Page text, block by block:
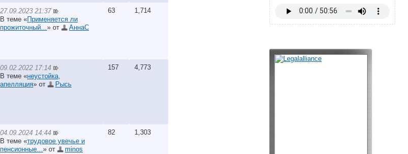
27.09.2023 21:37
В теме «Применяется ли
прожиточный... » от АннаС
63 1,714
09.02.2022 17:14
В теме «неустойка,
апелляция» от Рысь
157 4,773
04.09.2024 14:44
В теме «трудовое увечье и
пенсионные... » от minos
82 1,303